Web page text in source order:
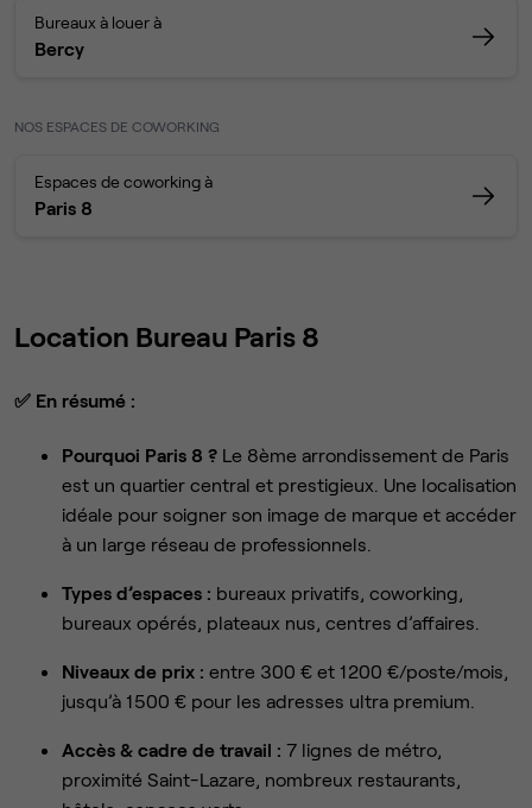
Bureaux à louer à
Bercy
NOS ESPACES DE COWORKING
Espaces de coworking à
Paris 8
Location Bureau Paris 8
✅ En résumé :
Pourquoi Paris 8 ? Le 8ème arrondissement de Paris
est un quartier central et prestigieux. Une localisation
idéale pour soigner son image de marque et accéder
à un large réseau de professionnels.
Types d’espaces : bureaux privatifs, coworking,
bureaux opérés, plateaux nus, centres d’affaires.
Niveaux de prix : entre 300 € et 1 200 €/poste/mois,
jusqu’à 1 500 € pour les adresses ultra premium.
Accès & cadre de travail : 7 lignes de métro,
proximité Saint-Lazare, nombreux restaurants,